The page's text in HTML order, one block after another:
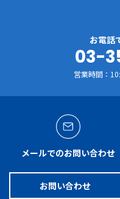
お電話
03-
営業時間：
メールでのお問い合わせ
お問い合わせ